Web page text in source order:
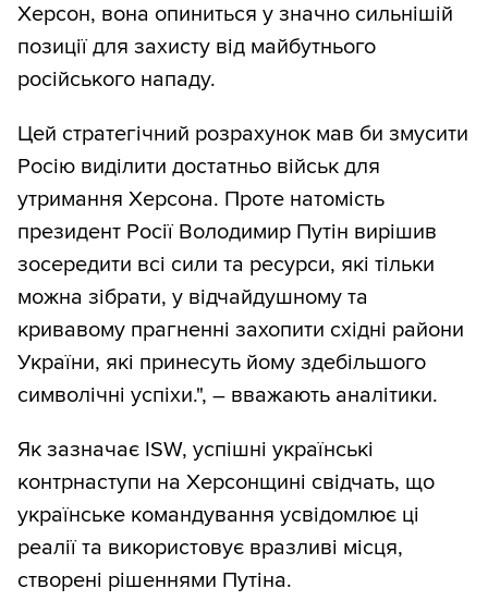
Херсон, вона опиниться у значно сильнішій
позиції для захисту від майбутнього
російського нападу.
Цей стратегічний розрахунок мав би змусити
Росію виділити достатньо військ для
утримання Херсона. Проте натомість
президент Росії Володимир Путін вирішив
зосередити всі сили та ресурси, які тільки
можна зібрати, у відчайдушному та
кривавому прагненні захопити східні райони
України, які принесуть йому здебільшого
символічні успіхи.", – вважають аналітики.
Як зазначає ISW, успішні українські
контрнаступи на Херсонщині свідчать, що
українське командування усвідомлює ці
реалії та використовує вразливі місця,
створені рішеннями Путіна.